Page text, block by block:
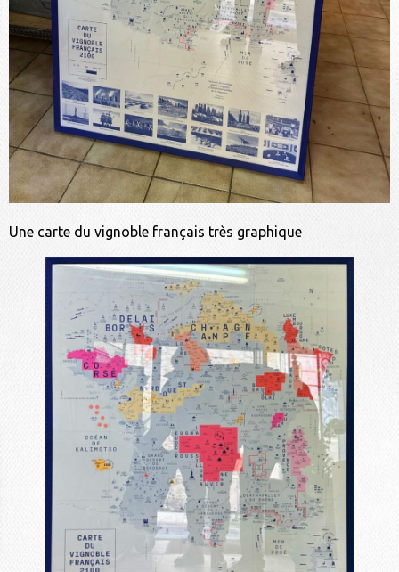
Une carte du vignoble français très graphique